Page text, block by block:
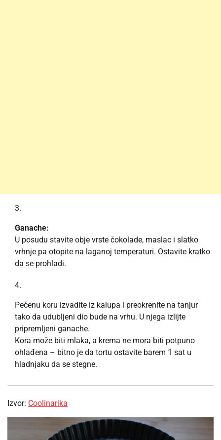
Ganache:
U posudu stavite obje vrste čokolade, maslac i slatko
vrhnje pa otopite na laganoj temperaturi. Ostavite kratko
da se prohladi.
Pečenu koru izvadite iz kalupa i preokrenite na tanjur
tako da udubljeni dio bude na vrhu. U njega izlijte
pripremljeni ganache.
Kora može biti mlaka, a krema ne mora biti potpuno
ohlađena – bitno je da tortu ostavite barem 1 sat u
hladnjaku da se stegne.
Izvor: Coolinarika